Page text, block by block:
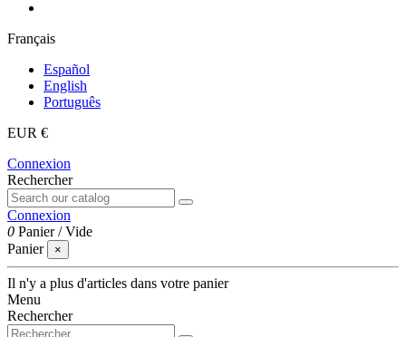
Français
Español
English
Português
EUR €
Connexion
Rechercher
Connexion
0 Panier /Vide
Panier
×
Il n'y a plus d'articles dans votre panier
Menu
Rechercher